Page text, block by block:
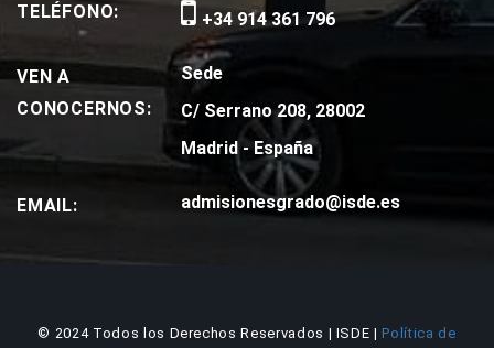
TELÉFONO: +34 914 361 796
VEN A
CONOCERNOS:
Sede
C/ Serrano 208, 28002
Madrid - España
EMAIL: admisionesgrado@isde.es
© 2024 Todos los Derechos Reservados | ISDE |Política de